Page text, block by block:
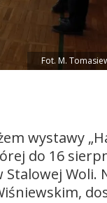
Fot. M.
wystawy
do 16
Woli.